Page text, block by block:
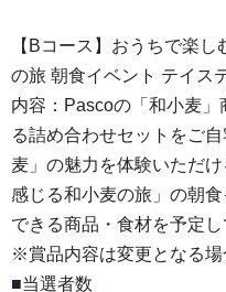
【Bコース】おうちで楽
の旅 朝食イベント テイス
内容：Pascoの「和小麦
る詰め合わせセットをご
麦」の魅力を体験いただ
感じる和小麦の旅」の朝
できる商品・食材を予定し
※賞品内容は変更となる場
■当選者数